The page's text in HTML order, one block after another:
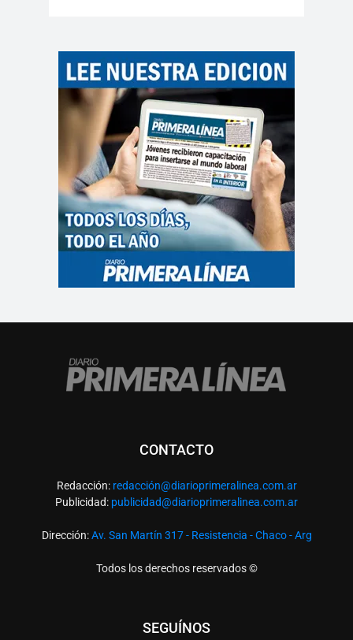
CONTACTO
Redacción: redacción@diarioprimeralinea.com.ar
Publicidad: publicidad@diarioprimeralinea.com.ar
Dirección:Av. San Martín 317 - Resistencia - Chaco - Arg
Todos los derechos reservados ©
SEGUÍNOS